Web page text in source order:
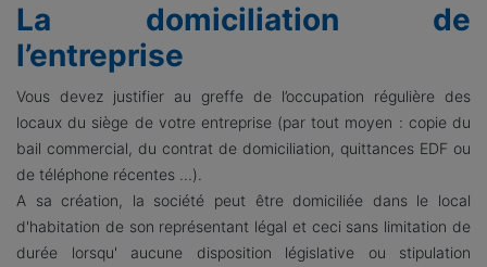
La domiciliation de
l’entreprise
Vous devez justifier au greffe de l’occupation régulière des
locaux du siège de votre entreprise (par tout moyen : copie du
bail commercial, du contrat de domiciliation, quittances EDF ou
de téléphone récentes ...).
A sa création, la société peut être domiciliée dans le local
d'habitation de son représentant légal et ceci sans limitation de
durée lorsqu' aucune disposition législative ou stipulation